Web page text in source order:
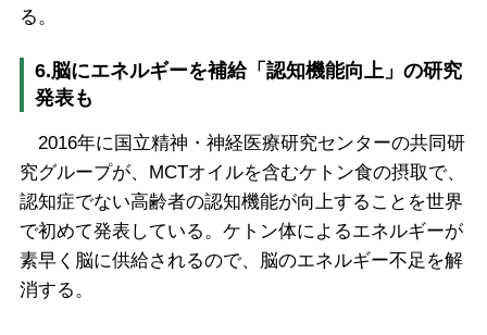
る。
6.脳にエネルギーを補給「認知機能向上」の研究
発表も
2016年に国立精神・神経医療研究センターの共同研
究グループが、MCTオイルを含むケトン食の摂取で、
認知症でない高齢者の認知機能が向上することを世界
で初めて発表している。ケトン体によるエネルギーが
素早く脳に供給されるので、脳のエネルギー不足を解
消する。